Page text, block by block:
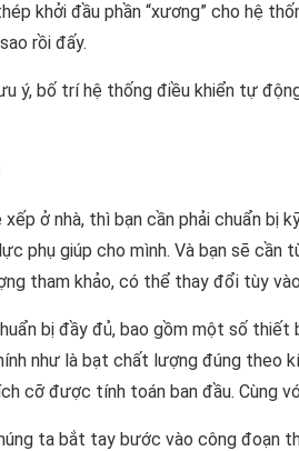
khởi đầu phần “xương” cho hệ
rồi đấy.
ý, bố trí hệ thống điều khiển tự
ở nhà, thì bạn cần phải chuẩn bị
phụ giúp cho mình. Và bạn sẽ
tham khảo, có thể thay đổi tùy
bị đầy đủ, bao gồm một số thiết
như là bạt chất lượng đúng theo
cỡ được tính toán ban đầu. Cùng
ta bắt tay bước vào công đoạn